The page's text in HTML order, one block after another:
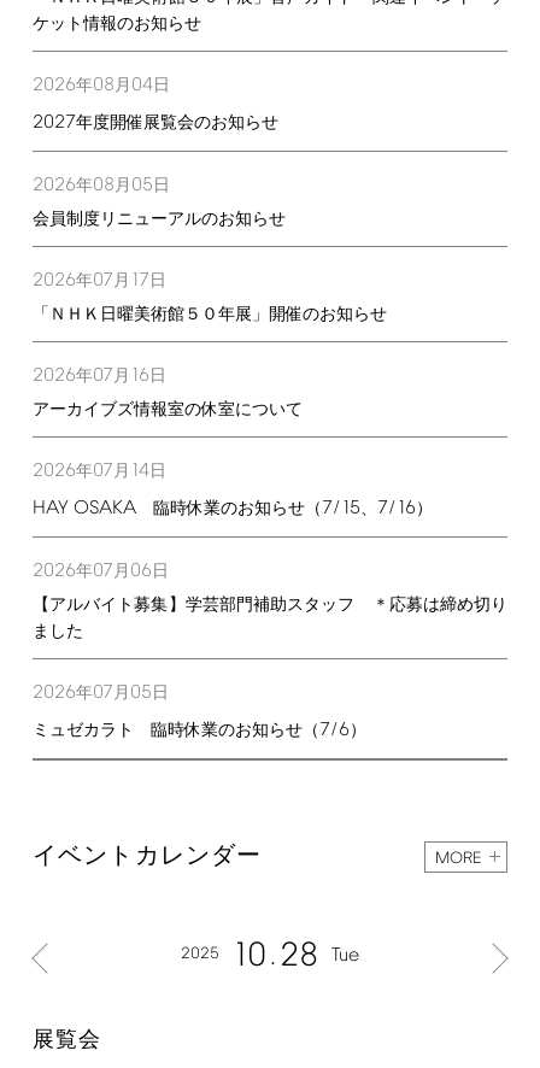
ケット情報のお知らせ
2026年08月 04日
2027年度開催展覧会のお知らせ
2026年08月 05日
会員制度リニューアルのお知らせ
2026年07月 17日
「ＮＨＫ日曜美術館５０年展」開催のお知らせ
2026年07月 16日
アーカイブズ情報室の休室について
2026年07月 14日
HAY OSAKA臨時休業のお知らせ（7/15、 7/16）
2026年07月 06日
【アルバイト募集】学芸部門補助スタッフ ＊応募は締め切り
ました
2026年07月 05日
ミュゼカラト 臨時休業のお知らせ（7/6）
イベントカレンダー MORE
2025 10 28 Tue
展覧会